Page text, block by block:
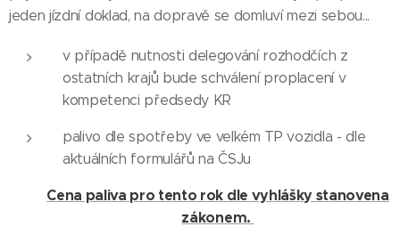
jeden jízdní doklad, na dopravě se domluví mezi sebou...
v případě nutnosti delegování rozhodčích z
ostatních krajů bude schválení proplacení v
kompetenci předsedy KR
palivo dle spotřeby ve velkém TP vozidla - dle
aktuálních formulářů na ČSJu
Cena paliva pro tento rok dle vyhlášky stanovena
zákonem.